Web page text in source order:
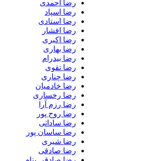
رضا احمدی
رضا اسپاد
رضا استادی
رضا افشار
رضا اکبری
رضا بهاری
رضا بیدرام
رضا تقوی
رضا چناری
رضا خادمیان
رضا رخساری
رضا رزم آرا
رضا روح پور
رضا ساداتی
رضا ساسان پور
رضا شیری
رضا صادقی